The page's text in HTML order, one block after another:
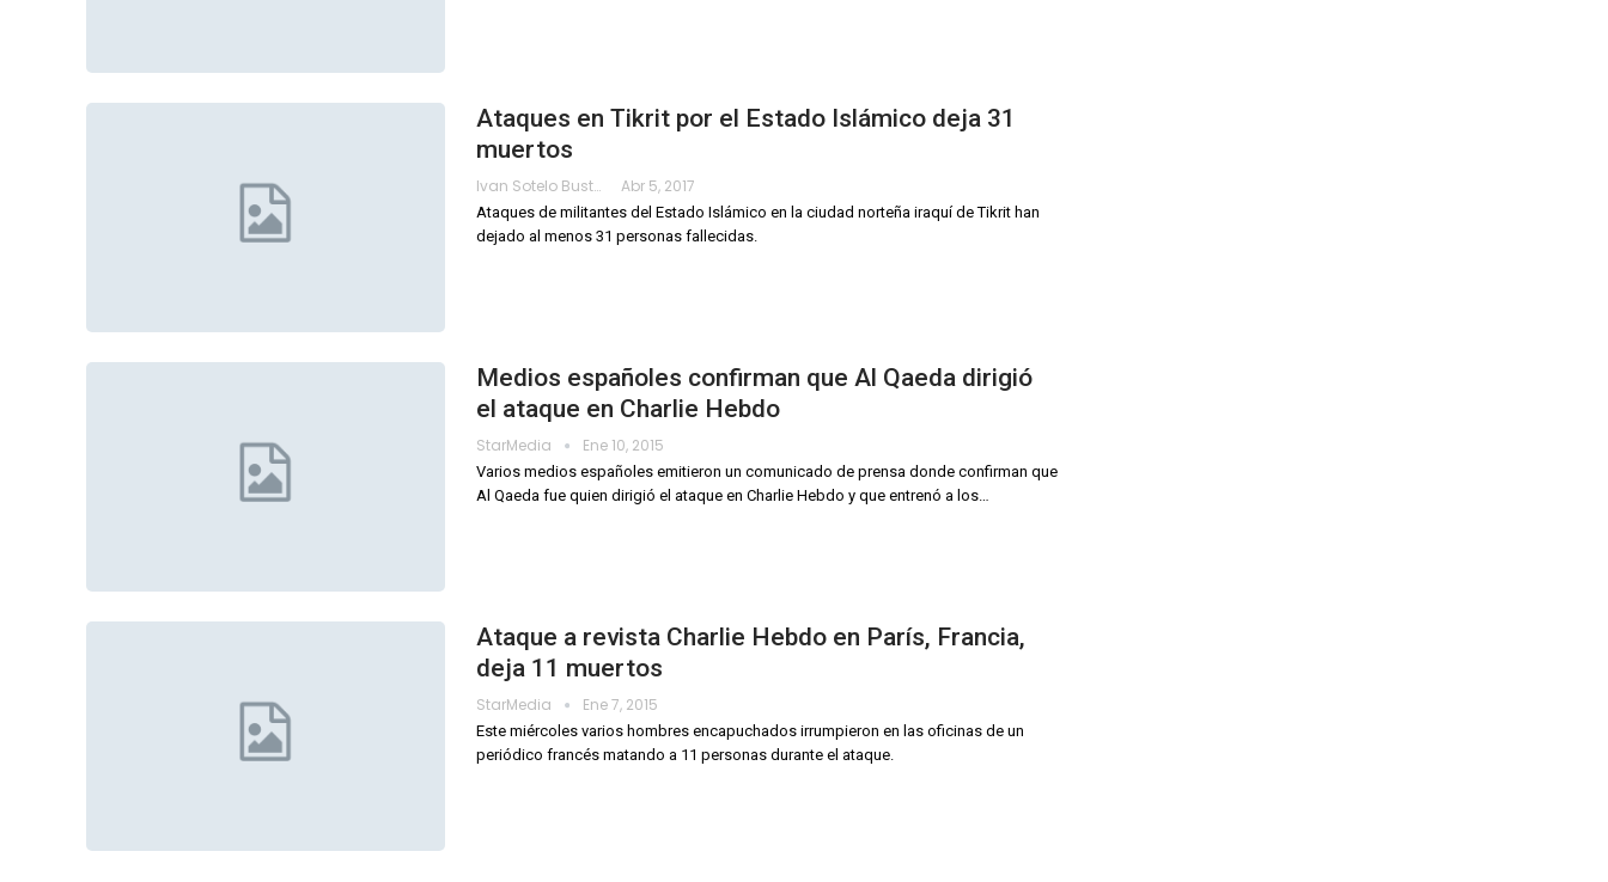
Ataques en Tikrit por el Estado Islámico deja 31
muertos
Ivan Sotelo Bustamante Abr 5, 2017
Ataques de militantes del Estado Islámico en la ciudad norteña iraquí de Tikrit han
dejado al menos 31 personas fallecidas.
Medios españoles confirman que Al Qaeda dirigió
el ataque en Charlie Hebdo
StarMedia Ene 10, 2015
Varios medios españoles emitieron un comunicado de prensa donde confirman que
Al Qaeda fue quien dirigió el ataque en Charlie Hebdo y que entrenó a los…
Ataque a revista Charlie Hebdo en París, Francia,
deja 11 muertos
StarMedia Ene 7, 2015
Este miércoles varios hombres encapuchados irrumpieron en las oficinas de un
periódico francés matando a 11 personas durante el ataque.